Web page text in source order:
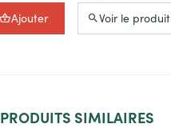
Ajouter Voir le produit
PRODUITS SIMILAIRES